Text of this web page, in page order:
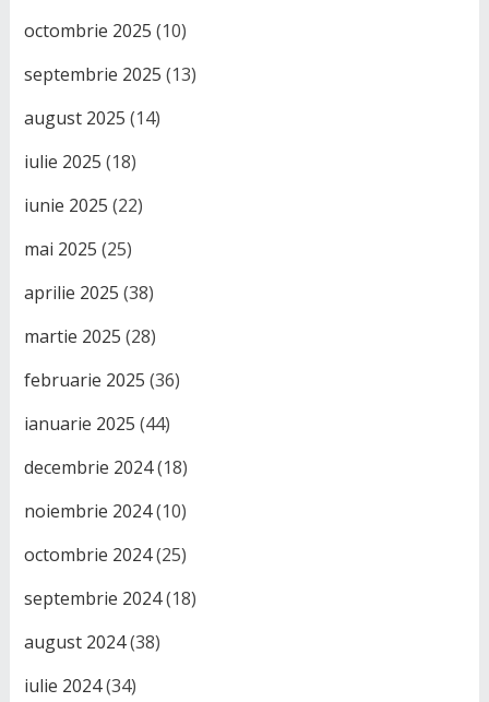
octombrie 2025 (10)
septembrie 2025 (13)
august 2025 (14)
iulie 2025 (18)
iunie 2025 (22)
mai 2025 (25)
aprilie 2025 (38)
martie 2025 (28)
februarie 2025 (36)
ianuarie 2025 (44)
decembrie 2024(18)
noiembrie 2024(10)
octombrie 2024(25)
septembrie 2024(18)
august 2024(38)
iulie 2024(34)